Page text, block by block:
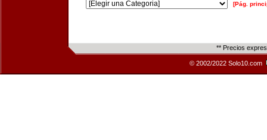
[Pág.
** Precios
© 2002/2022 Solo10.com